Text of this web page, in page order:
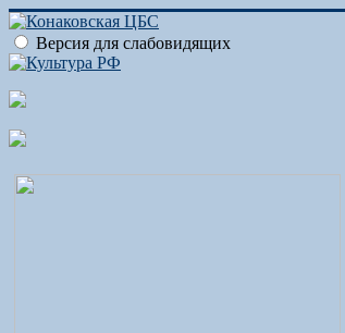
Версия для слабовидящих